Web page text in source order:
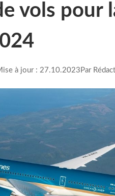
vols pour
à jour : 27.10.2023 Par